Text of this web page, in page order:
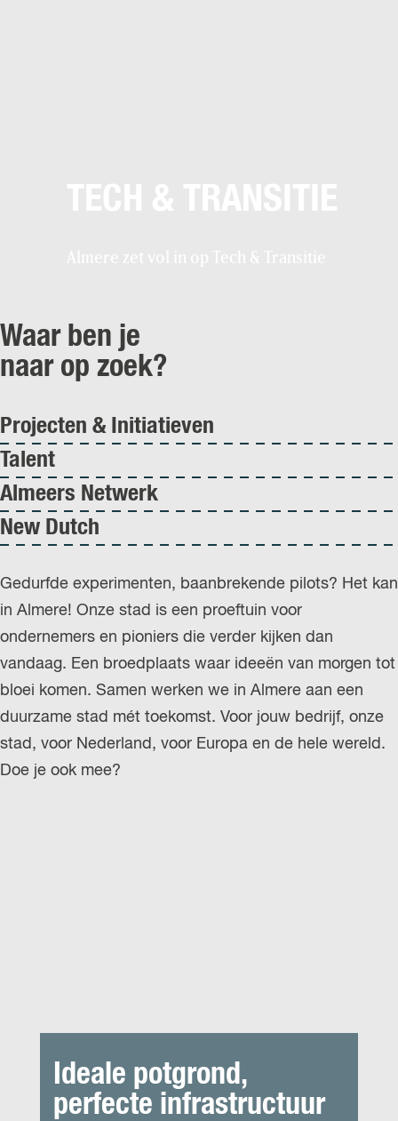
Gedurfde experimenten, baanbrekende pilots? Het kan
in Almere! Onze stad is een proeftuin voor
ondernemers en pioniers die verder kijken dan
vandaag. Een broedplaats waar ideeën van morgen tot
bloei komen. Samen werken we in Almere aan een
duurzame stad mét toekomst. Voor jouw bedrijf, onze
stad, voor Nederland, voor Europa en de hele wereld.
Doe je ook mee?
Waar ben je
naar op zoek?
Projecten & Initiatieven
Talent
Almeers Netwerk
New Dutch
Ideale potgrond,
perfecte infrastructuur